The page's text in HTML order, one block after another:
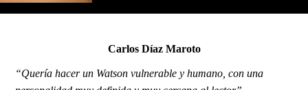
Carlos Díaz Maroto
“Quería hacer un Watson vulnerable y humano, con una